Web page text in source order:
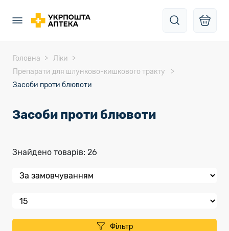
Головна
Ліки
Препарати для шлунково-кишкового тракту
Засоби проти блювоти
Засоби проти блювоти
Знайдено товарів: 26
Фільтр